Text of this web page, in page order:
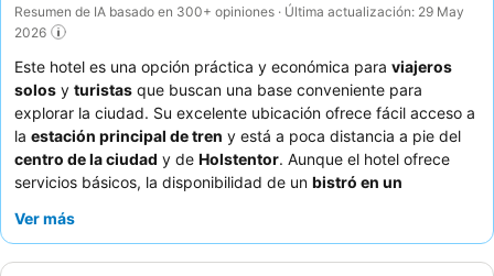
Resumen de IA basado en 300+ opiniones · Última actualización: 29 May
2026
Este hotel es una opción práctica y económica para viajeros
solos y turistas que buscan una base conveniente para
explorar la ciudad. Su excelente ubicación ofrece fácil acceso a
la estación principal de tren y está a poca distancia a pie del
centro de la ciudad y de Holstentor. Aunque el hotel ofrece
servicios básicos, la disponibilidad de un bistró en un
comidas. Los huéspedes elogian constantemente al
Ver más